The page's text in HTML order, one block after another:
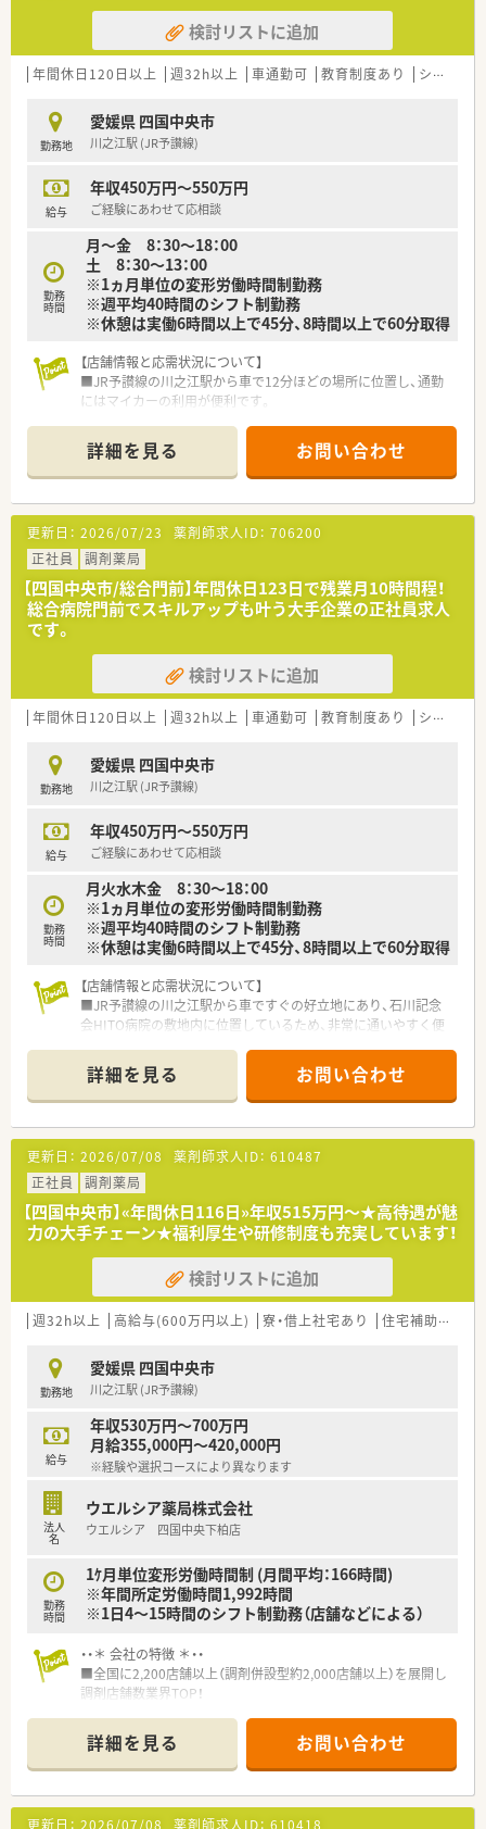
長を続けています。
○どの店舗も、最新システムが整っています！
＼福利厚生／
年間休日120日以上、「連続休暇制度（年に1回、最大9連休を取得
できる制度）」等
プライベートも充実出来る様にワークライフバランスを後押し
〇社員割引制度、財形貯蓄制度、スポーツジム優待等が受けられ
る他、提携の保養施設は全国に40ヵ所あります。
スの実績!
産休、育休取得はもちろんのこと、育児短時間勤務制度を実施
育児休業より復帰後、1日最大2時間短縮して勤務できる制度で
す。
法律では3歳までですが、同社では小学校就学時までの期間利用
検討リストに追加
年間休日120日以上 週32h以上 車通勤可 教育制度あり シフト制
勤務地
愛媛県 四国中央市
川之江駅 (JR予讃線)
給与
年収450万円～550万円
ご経験にあわせて応相談
勤務
時間
月～金 8：30～18：00
土 8：30～13：00
※1ヵ月単位の変形労働時間制勤務
※週平均40時間のシフト制勤務
※休憩は実働6時間以上で45分、8時間以上で60分取得
【店舗情報と応需状況について】
■JR予讃線の川之江駅から車で12分ほどの場所に位置し、通勤
にはマイカーの利用が便利です。
130枚応需しております。 ■薬剤師は常勤で6名在籍しており、
処方枚数に対して手厚い人員体制で業務を行っています。
【法人特徴について】
■全国に700店舗以上を展開する大手薬局チェーンであり、安定
した経営基盤を持っています。
■医療機関とのマンツーマン出店を基本とし、医師との連携やデ
ータ共有を深めています。
■「教育の」と称されるほど研修制度が充実しており、専門性の
高い薬剤師育成に注力しています。
【求人情報について】
■年収はご経験やスキルを考慮の上、450万円から550万円の間
で相談が可能となります。
■昇給は年1回、賞与は年2回支給され、日々の頑張りがしっかり
なり、安定した雇用形態で長く働くことができます。
詳細を見る お問い合わせ
更新日： 2026/07/23 薬剤師求人ID： 706200
正社員
調剤薬局
【四国中央市/総合門前】年間休日123日で残業月10時間程！
総合病院門前でスキルアップも叶う大手企業の正社員求人
です。
検討リストに追加
年間休日120日以上 週32h以上 車通勤可 教育制度あり シフト制
勤務地
愛媛県 四国中央市
川之江駅 (JR予讃線)
給与
年収450万円～550万円
ご経験にあわせて応相談
勤務
時間
月火水木金 8：30～18：00
※1ヵ月単位の変形労働時間制勤務
※週平均40時間のシフト制勤務
※休憩は実働6時間以上で45分、8時間以上で60分取得
【店舗情報と応需状況について】
■JR予讃線の川之江駅から車ですぐの好立地にあり、石川記念
会HITO病院の敷地内に位置しているため、非常に通いやすく便
■処方箋は総合科目を広範囲に応受しており、枚数は一人あたり
約30枚から35枚程度と、薬剤師として着実に経験を積める環境
が整っています。
■薬剤師の体制は常勤3名とパート4名で構成されており、協力
し合いながら日々の業務に取り組める非常に安定した職場環境
と言えます。
【募集背景と求める人物像について】
■今回は欠員補充に伴う急募案件となっており、周囲と連携を取
りながら前向きに業務へ取り組んでいただける方を、幅広く募集
しております。
■患者様一人ひとりに寄り添う「患者様ファースト」の精神を大
切にし、地域医療の質を向上させることに貢献したいという意欲
的な方を求めています。
組む姿勢をお持ちの方は、これまでのご経験を存分に活かして活
躍いただけます。
【法人特徴について】
■設立から25年で全国に722店舗を展開する大手チェーンで、医
療機関と密に連携するマンツーマン出店を基本戦略として成長
を続けています。
事業を展開しており、時代の変化に合わせた柔軟な働き方を提案
している企業です。
年後や10年後も見据えて、一生涯活躍し続けられる薬剤師の育
成に注力しています。
■年収は450万円から550万円の間でご経験により相談可能で、
地域手当や資格手当など、各種手当が非常に充実している点が大
きな魅力です。
を導入しています。
■年間休日は123日と業界トップクラスの多さを誇り、夏季休暇
しやすい環境です。
詳細を見る お問い合わせ
更新日： 2026/07/08 薬剤師求人ID： 610487
正社員
調剤薬局
【四国中央市】«年間休日116日»年収515万円～★高待遇が魅
力の大手チェーン★福利厚生や研修制度も充実しています！
検討リストに追加
週32h以上 高給与(600万円以上) 寮・借上社宅あり 住宅補助(手当)あり
勤務地
愛媛県 四国中央市
川之江駅 (JR予讃線)
給与
年収530万円～700万円
月給355,000円～420,000円
※経験や選択コースにより異なります
法人
名
ウエルシア薬局株式会社
ウエルシア 四国中央下柏店
勤務
時間
1ｹ月単位変形労働時間制 (月間平均：166時間)
※年間所定労働時間1,992時間
※1日4～15時間のシフト制勤務（店舗などによる）
・・＊ 会社の特徴 ＊・・
■全国に2,200店舗以上（調剤併設型約2,000店舗以上）を展開し
調剤店舗数業界TOP！
頑張り次第で高給与も可能！
■経験や勤務コースによりますが、経験の少ない方でも500万前
半スタートと業界TOP水準！
■職種や職域に合わせ、豊富な社内研修や外部組織と連携した研
修を用意されています
詳細を見る お問い合わせ
更新日： 2026/07/08 薬剤師求人ID： 610418